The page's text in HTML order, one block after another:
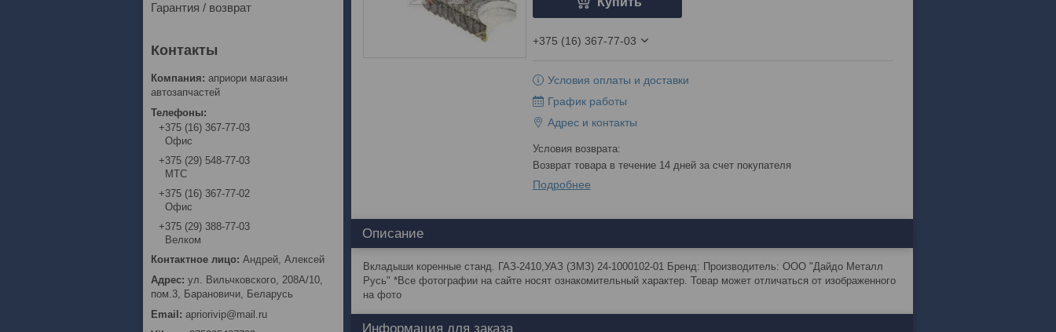
+375 (16) 367-77-03
Условия оплаты и доставки
График работы
Адрес и контакты
возврат товара в течение 14 дней за счет покупателя
Подробнее
Описание
Вкладыши коренные станд. ГАЗ-2410,УАЗ (ЗМЗ) 24-1000102-01 Бренд: Производитель: ООО "Дайдо Металл
Русь" *Все фотографии на сайте носят ознакомительный характер. Товар может отличаться от изображенного
на фото
Информация для заказа
Гарантия / возврат
априори магазин
автозапчастей
+375 (16) 367-77-03
Офис
+375 (29) 548-77-03
МТС
+375 (16) 367-77-02
Офис
+375 (29) 388-77-03
Велком
Андрей, Алексей
ул. Вильчковского, 208А/10,
пом.3, Барановичи, Беларусь
apriorivip@mail.ru